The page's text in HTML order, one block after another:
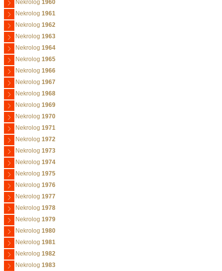
Nekrolog 1960
Nekrolog 1961
Nekrolog 1962
Nekrolog 1963
Nekrolog 1964
Nekrolog 1965
Nekrolog 1966
Nekrolog 1967
Nekrolog 1968
Nekrolog 1969
Nekrolog 1970
Nekrolog 1971
Nekrolog 1972
Nekrolog 1973
Nekrolog 1974
Nekrolog 1975
Nekrolog 1976
Nekrolog 1977
Nekrolog 1978
Nekrolog 1979
Nekrolog 1980
Nekrolog 1981
Nekrolog 1982
Nekrolog 1983